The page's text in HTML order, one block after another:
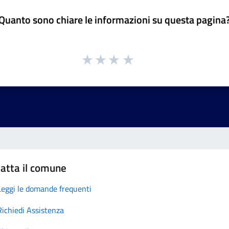
sono chiare le informazioni su questa
il comune
le domande frequenti
Assistenza